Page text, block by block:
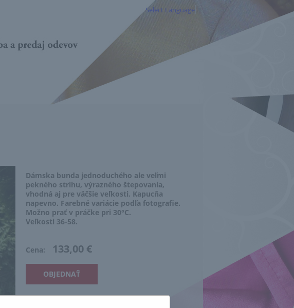
Select Language
Dámska bunda jednoduchého ale veľmi
pekného strihu, výrazného štepovania,
vhodná aj pre väčšie veľkosti. Kapucňa
napevno. Farebné variácie podľa fotografie.
Možno prať v práčke pri 30°C.
Veľkosti 36-58.
Cena: 133,00 €
OBJEDNAŤ